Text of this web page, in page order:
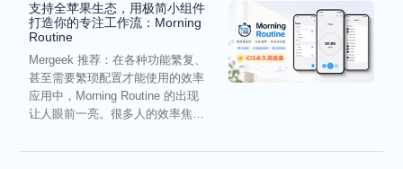
支持全苹果生态，用极简小组件
打造你的专注工作流：Morning
Routine
Mergeek 推荐：在各种功能繁复、
甚至需要繁琐配置才能使用的效率
应用中，Morning Routine 的出现
让人眼前一亮。很多人的效率焦